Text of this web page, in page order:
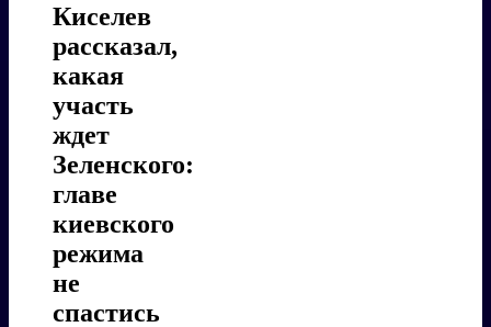
Киселев
рассказал,
какая
участь
ждет
Зеленского:
главе
киевского
режима
не
спастись